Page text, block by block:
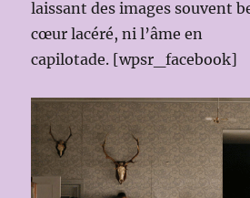
laissant des images souvent
cœur lacéré, ni l’âme en
capilotade. [wpsr_facebook]